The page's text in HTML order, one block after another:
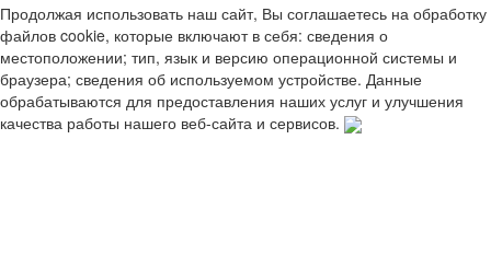
Продолжая использовать наш сайт, Вы соглашаетесь на обработку
файлов cookie, которые включают в себя: сведения о
местоположении; тип, язык и версию операционной системы и
браузера; сведения об используемом устройстве. Данные
обрабатываются для предоставления наших услуг и улучшения
качества работы нашего веб-сайта и сервисов.